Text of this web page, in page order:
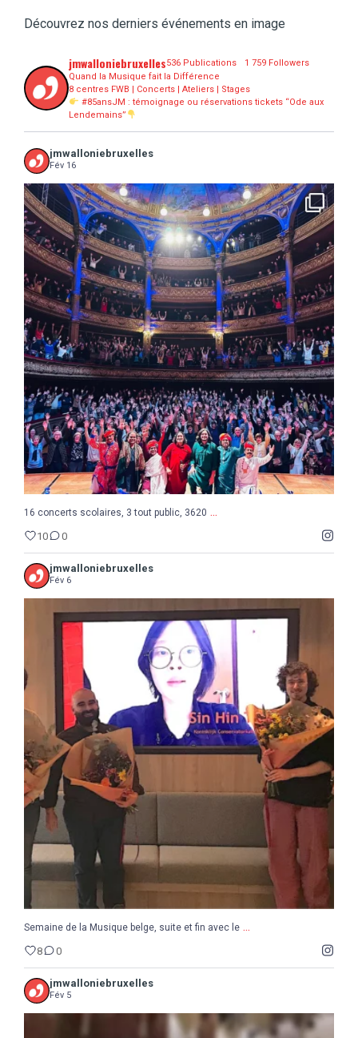
Découvrez nos derniers événements en image
jmwalloniebruxelles536 Publications
1 759 Followers
Quand la Musique fait la Différence
8 centres FWB | Concerts | Ateliers | Stages
#85ansJM : témoignage ou réservations tickets “Ode aux
Lendemains”
jmwalloniebruxelles
Fév 16
16 concerts scolaires, 3 tout public, 3620 ...
10 0
16 concerts scolaires, 3 tout public, 3620 ...
10 0
jmwalloniebruxelles
Fév 6
Semaine de la Musique belge, suite et fin avec le ...
Semaine de la Musique belge, suite et fin avec le ...
8 0
jmwalloniebruxelles
Fév 5